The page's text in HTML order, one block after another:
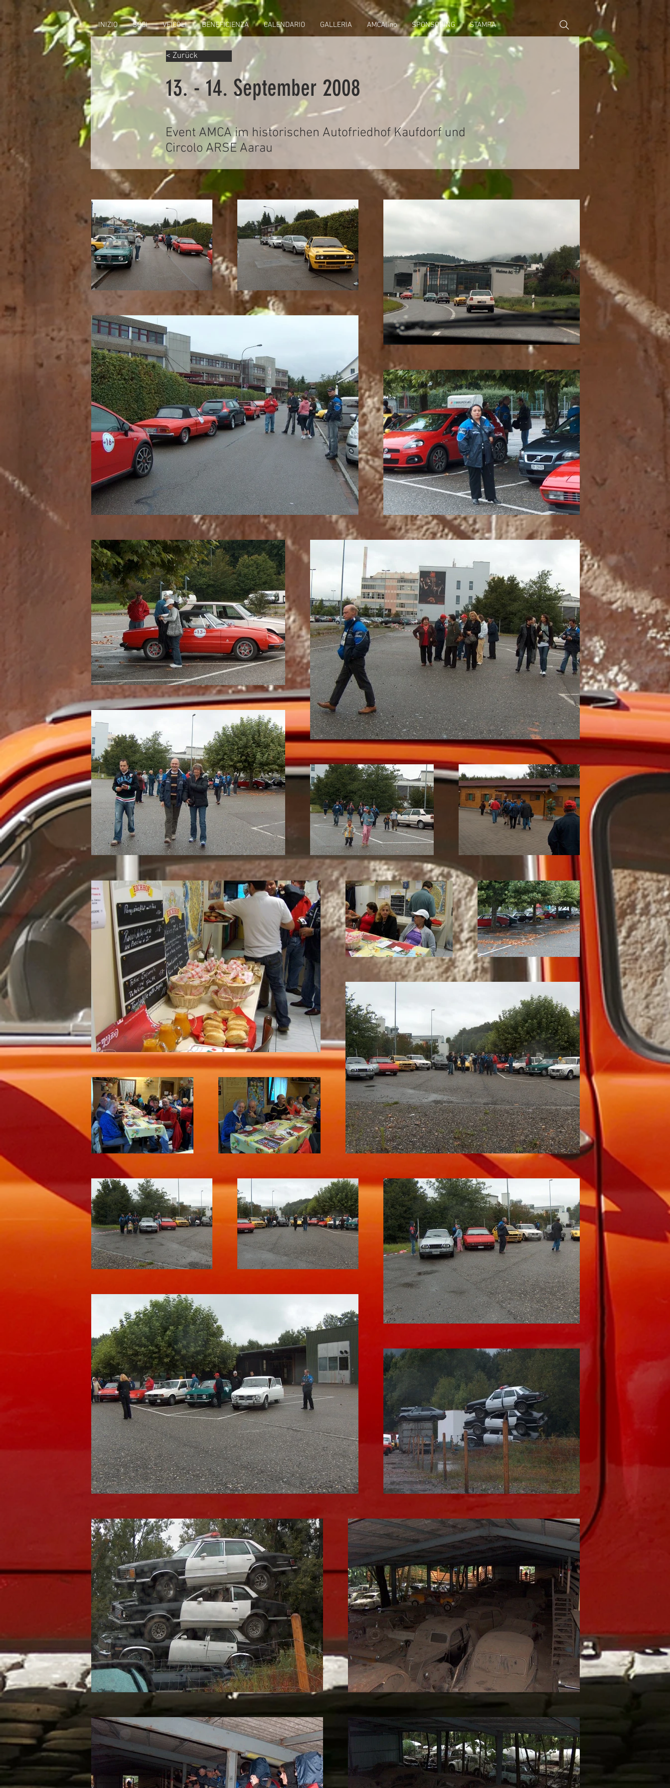
INIZIO SOCI VEICOLI BENEFICIENZA CALENDARIO GALLERIA AMCAlino SPONSORING STAMPA
< Zurück
13. - 14. September 2008
Event AMCA im historischen Autofriedhof Kaufdorf und
Circolo ARSE Aarau